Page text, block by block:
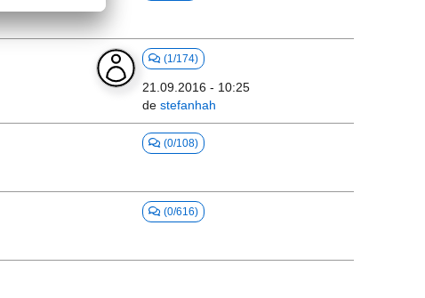
(1/174)
21.09.2016 - 10:25
de stefanhah
(0/108)
(0/616)